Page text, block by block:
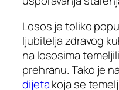
Losos je toliko
ljubitelja zdravog
na lososima
prehranu. Tako je
dijetakoja se